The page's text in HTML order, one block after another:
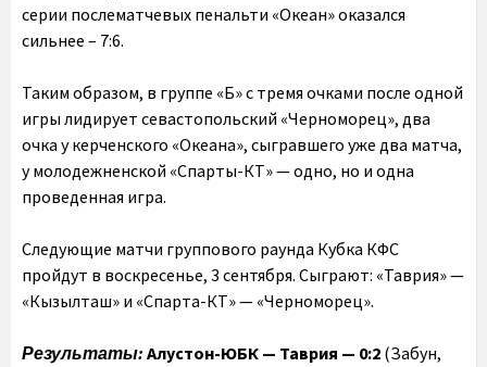
серии послематчевых пенальти «Океан» оказался
сильнее – 7:6.
Таким образом, в группе «Б» с тремя очками после одной
игры лидирует севастопольский «Черноморец», два
очка у керченского «Океана», сыгравшего уже два матча,
у молодежненской «Спарты-КТ» — одно, но и одна
проведенная игра.
Следующие матчи группового раунда Кубка КФС
пройдут в воскресенье, 3 сентября. Сыграют: «Таврия» —
«Кызылташ» и «Спарта-КТ» — «Черноморец».
Результаты: Алустон-ЮБК — Таврия — 0:2 (Забун,